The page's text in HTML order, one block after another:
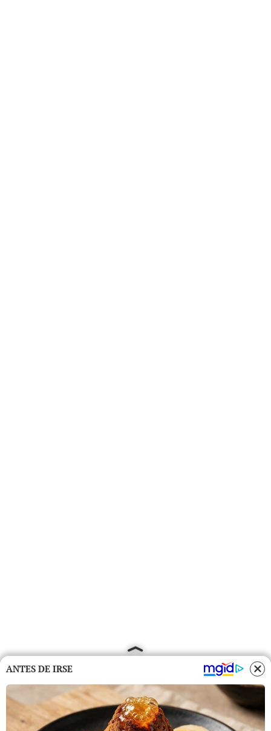
ANTES DE IRSE